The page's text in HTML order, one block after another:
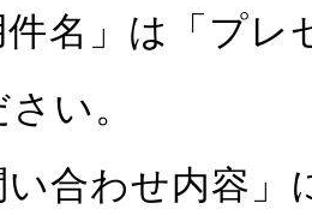
件名」は「プ
い。
い合わせ内容